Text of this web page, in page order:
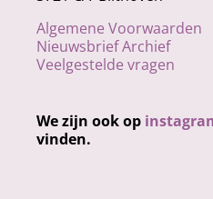
Algemene Voorwaarden
Nieuwsbrief Archief
Veelgestelde vragen
We zijn ook op
vinden.